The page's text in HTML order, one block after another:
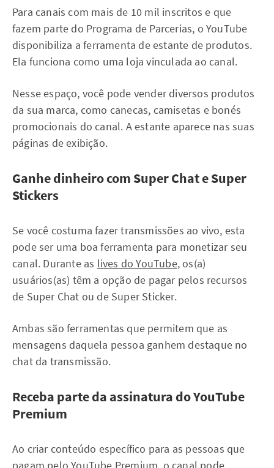
Para canais com mais de 10 mil inscritos e que
fazem parte do Programa de Parcerias, o YouTube
disponibiliza a ferramenta de estante de produtos.
Ela funciona como uma loja vinculada ao canal.
Nesse espaço, você pode vender diversos produtos
da sua marca, como canecas, camisetas e bonés
promocionais do canal. A estante aparece nas suas
páginas de exibição.
Ganhe dinheiro com Super Chat e Super
Stickers
Se você costuma fazer transmissões ao vivo, esta
pode ser uma boa ferramenta para monetizar seu
canal. Durante as lives do YouTube, os(a)
usuários(as) têm a opção de pagar pelos recursos
de Super Chat ou de Super Sticker.
Ambas são ferramentas que permitem que as
mensagens daquela pessoa ganhem destaque no
chat da transmissão.
Receba parte da assinatura do YouTube
Premium
Ao criar conteúdo específico para as pessoas que